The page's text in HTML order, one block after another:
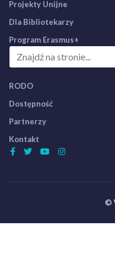
Projekty Unijne
Dla Bibliotekarzy
Program Erasmus+
RODO
Dostępność
Partnerzy
Kontakt
©